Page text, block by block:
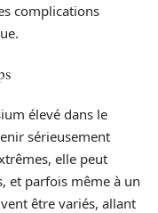
complications
élevé dans le
sérieusement
elle peut
et parfois même à un
être variés, allant